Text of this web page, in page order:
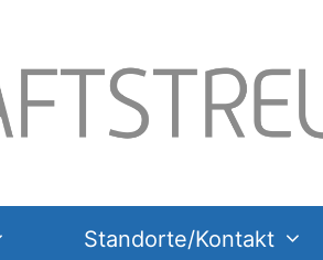
Standorte/Kontakt